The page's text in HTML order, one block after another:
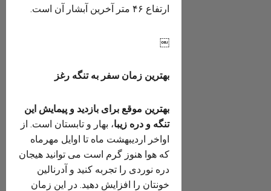
ارتفاع ۴۶ متر آخرین آبشار آن است.
￼
بهترین زمان سفر به تنگه رغز
بهترین موقع برای بازدید و پیمایش این
تنگه و دره زیبا، بهار و تابستان است. از
اواخر اردیبهشت ماه تا اوایل مهرماه
که هوا هنوز گرم است می توانید هیجان
دره نوردی را تجربه کنید و آدرنالین
خونتان را افزایش دهید. در این زمان